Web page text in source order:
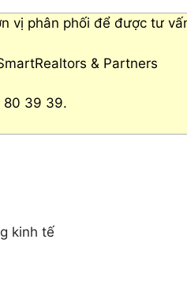
vị phân phối để được tư
& Partners
80 39 39.
kinh tế